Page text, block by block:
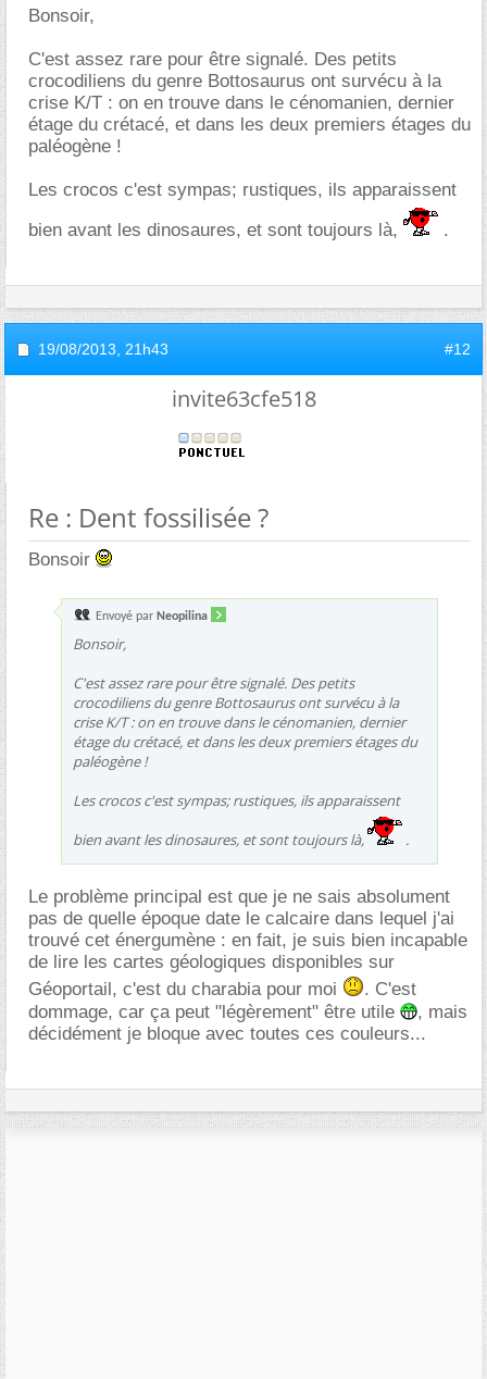
Bonsoir,
C'est assez rare pour être signalé. Des petits
crocodiliens du genre Bottosaurus ont survécu à la
crise K/T : on en trouve dans le cénomanien, dernier
étage du crétacé, et dans les deux premiers étages du
paléogène !
Les crocos c'est sympas; rustiques, ils apparaissent
bien avant les dinosaures, et sont toujours là,
.
19/08/2013, 21h43 #12
invite63cfe518
Re : Dent fossilisée ?
Bonsoir
Envoyé par Neopilina
Bonsoir,
C'est assez rare pour être signalé. Des petits
crocodiliens du genre Bottosaurus ont survécu à la
crise K/T : on en trouve dans le cénomanien, dernier
étage du crétacé, et dans les deux premiers étages du
paléogène !
Les crocos c'est sympas; rustiques, ils apparaissent
bien avant les dinosaures, et sont toujours là,
.
Le problème principal est que je ne sais absolument
pas de quelle époque date le calcaire dans lequel j'ai
trouvé cet énergumène : en fait, je suis bien incapable
de lire les cartes géologiques disponibles sur
Géoportail, c'est du charabia pour moi
. C'est
dommage, car ça peut "légèrement" être utile
, mais
décidément je bloque avec toutes ces couleurs...